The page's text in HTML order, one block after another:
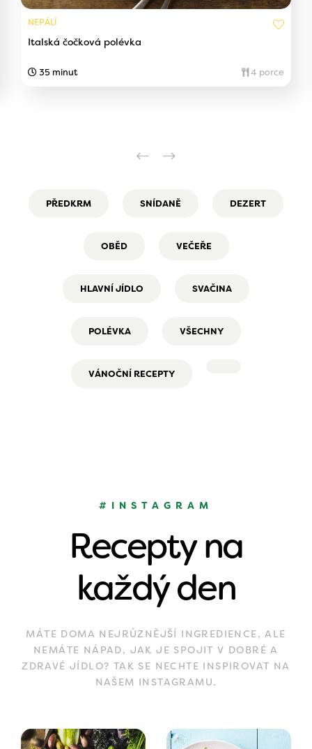
NEPÁLÍ
Italská čočková polévka
35 minut 4 porce
PŘEDKRM SNÍDANĚ DEZERT
OBĚD VEČEŘE
HLAVNÍ JÍDLO SVAČINA
POLÉVKA VŠECHNY
VÁNOČNÍ RECEPTY
#INSTAGRAM
Recepty na
každý den
MÁTE DOMA NEJRŮZNĚJŠÍ INGREDIENCE, ALE
NEMÁTE NÁPAD, JAK JE SPOJIT V DOBRÉ A
ZDRAVÉ JÍDLO? TAK SE NECHTE INSPIROVAT NA
NAŠEM INSTAGRAMU.